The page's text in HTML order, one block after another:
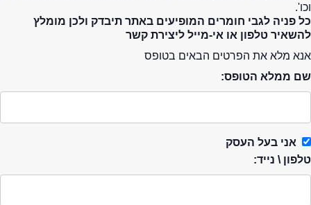
וכו'.
כל פניה לגבי חומרים המופיעים באתר תיבדק ולכן מומלץ
להשאיר טלפון או אי-מייל ליצירת קשר
אנא מלא את הפרטים הבאים בטופס
שם ממלא הטופס:
אני בעל העסק
טלפון \ נייד: